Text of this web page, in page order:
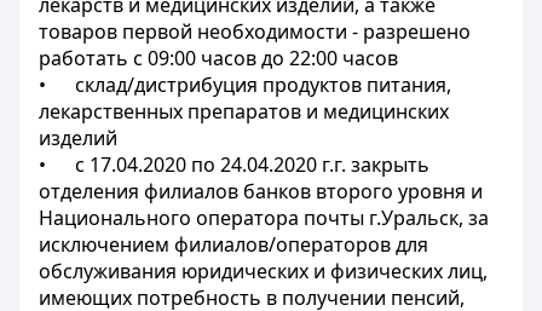
товаров первой необходимости - разрешено
работать с 09:00 часов до 22:00 часов
• склад/дистрибуция продуктов питания,
лекарственных препаратов и медицинских
изделий
• с 17.04.2020 по 24.04.2020 г.г. закрыть
отделения филиалов банков второго уровня и
Национального оператора почты г.Уральск, за
исключением филиалов/операторов для
обслуживания юридических и физических лиц,
имеющих потребность в получении пенсий,